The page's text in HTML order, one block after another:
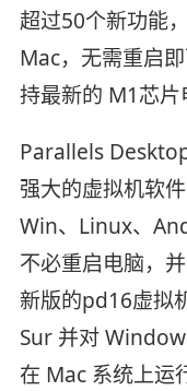
超过50个新功能
Mac，无需重启
持最新的 M1芯片
Parallels
强大的虚拟机软
Win、Linux、
不必重启电脑，
新版的pd16虚拟
Sur 并对
在 Mac 系统上运